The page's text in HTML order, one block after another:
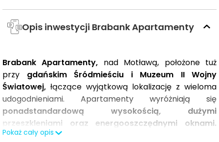
Opis inwestycji Brabank Apartamenty
Brabank Apartamenty, nad Motławą, położone tuż
przy gdańskim Śródmieściu i Muzeum II Wojny
Światowej, łączące wyjątkową lokalizację z wieloma
udogodnieniami. Apartamenty wyróżniają się
ponadstandardową wysokością,
dużymi
przeszkleniami
oraz energooszczędnymi oknami.
Wybrane mieszkania wykończone w standardzie Move-
Pokaż cały opis